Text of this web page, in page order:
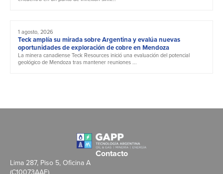
1 agosto, 2026
Teck amplía su mirada sobre Argentina y evalúa nuevas
oportunidades de exploración de cobre en Mendoza
La minera canadiense Teck Resources inició una evaluación del potencial
geológico de Mendoza tras mantener reuniones ...
Contacto
Lima 287, Piso 5, Oficina A